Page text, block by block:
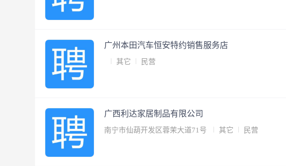
广州本田汽车恒安特约销售服务店
其它 民营
广西利达家居制品有限公司
南宁市仙葫开发区蓉茉大道71号 其它 民营